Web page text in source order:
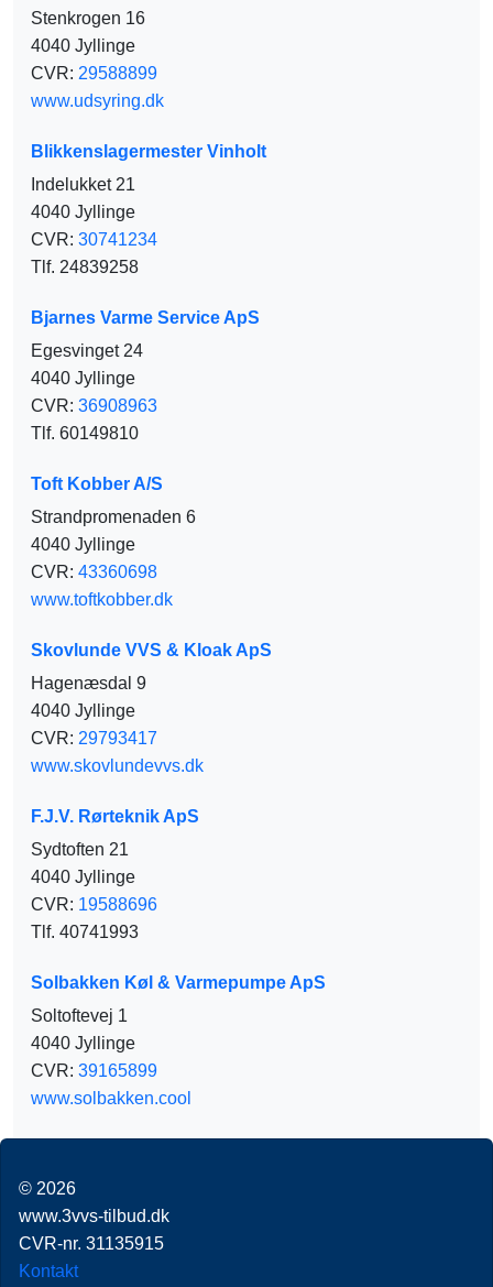
Stenkrogen 16
4040 Jyllinge
CVR: 29588899
www.udsyring.dk
Blikkenslagermester Vinholt
Indelukket 21
4040 Jyllinge
CVR: 30741234
Tlf. 24839258
Bjarnes Varme Service ApS
Egesvinget 24
4040 Jyllinge
CVR: 36908963
Tlf. 60149810
Toft Kobber A/S
Strandpromenaden 6
4040 Jyllinge
CVR: 43360698
www.toftkobber.dk
Skovlunde VVS & Kloak ApS
Hagenæsdal 9
4040 Jyllinge
CVR: 29793417
www.skovlundevvs.dk
F.J.V. Rørteknik ApS
Sydtoften 21
4040 Jyllinge
CVR: 19588696
Tlf. 40741993
Solbakken Køl & Varmepumpe ApS
Soltoftevej 1
4040 Jyllinge
CVR: 39165899
www.solbakken.cool
© 2026
www.3vvs-tilbud.dk
CVR-nr. 31135915
Kontakt